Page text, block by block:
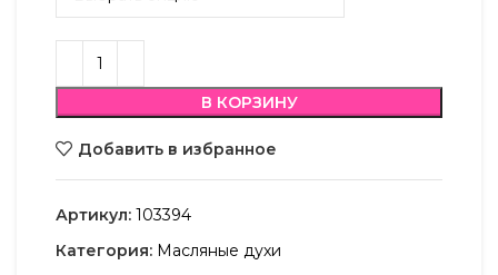
В КОРЗИНУ
Добавить в избранное
Артикул: 103394
Категория: Масляные духи